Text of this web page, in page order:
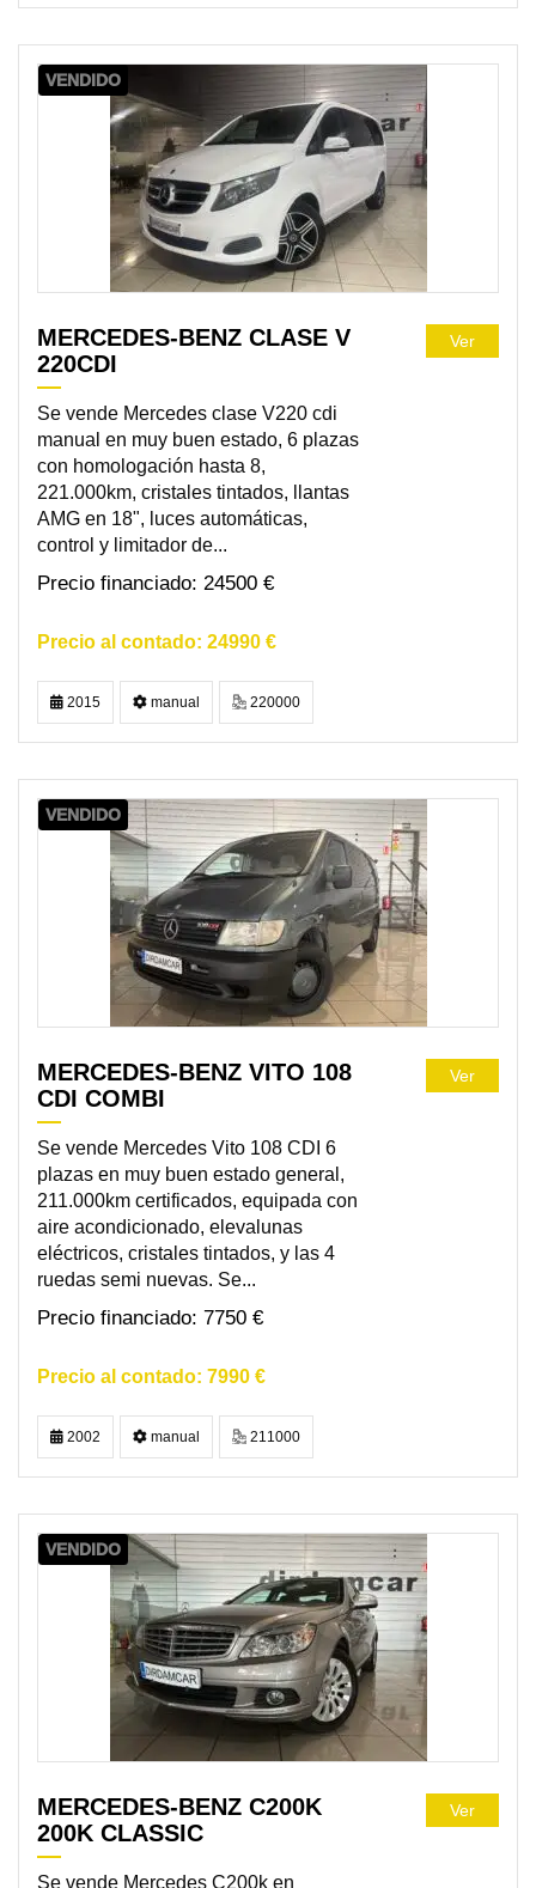
VENDIDO
MERCEDES-BENZ CLASE V
220CDI
Se vende Mercedes clase V220 cdi
manual en muy buen estado, 6 plazas
con homologación hasta 8,
221.000km, cristales tintados, llantas
AMG en 18", luces automáticas,
control y limitador de...
24500 €
24990 €
Ver
2015 manual 220000
VENDIDO
MERCEDES-BENZ VITO 108
CDI COMBI
Se vende Mercedes Vito 108 CDI 6
plazas en muy buen estado general,
211.000km certificados, equipada con
aire acondicionado, elevalunas
eléctricos, cristales tintados, y las 4
ruedas semi nuevas. Se...
7750 €
7990 €
Ver
2002 manual 211000
VENDIDO
MERCEDES-BENZ C200K
200K CLASSIC
Se vende Mercedes C200k en
Ver